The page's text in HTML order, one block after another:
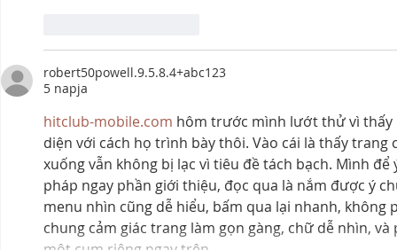
robert50powell.9.5.8.4+abc123
5 napja
hitclub-mobile.com hôm trước mình lướt thử vì thấy
diện với cách họ trình bày thôi. Vào cái là thấy
xuống vẫn không bị lạc vì tiêu đề tách bạch. Mình
pháp ngay phần giới thiệu, đọc qua là nắm được ý
menu nhìn cũng dễ hiểu, bấm qua lại nhanh,
chung cảm giác trang làm gọn gàng, chữ dễ nhìn,